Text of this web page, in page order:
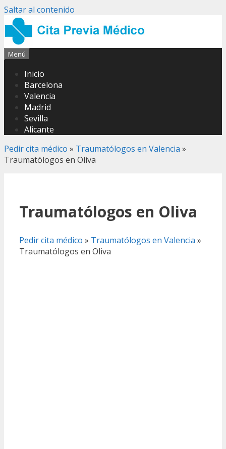
Saltar al contenido
Menú
Inicio
Barcelona
Valencia
Madrid
Sevilla
Alicante
Pedir cita médico » Traumatólogos en Valencia »
Traumatólogos en Oliva
Traumatólogos en Oliva
Pedir cita médico » Traumatólogos en Valencia »
Traumatólogos en Oliva